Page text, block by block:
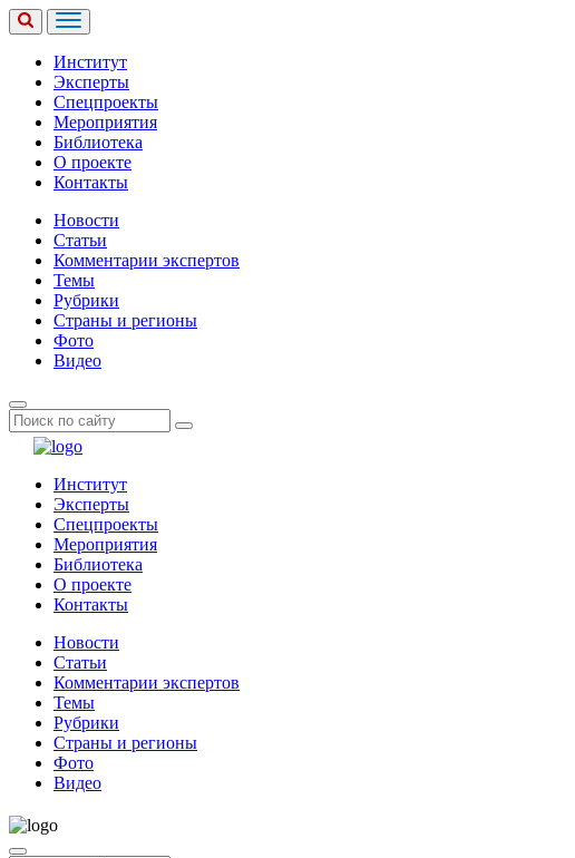
Институт
Эксперты
Спецпроекты
Мероприятия
Библиотека
О проекте
Контакты
Новости
Статьи
Комментарии экспертов
Темы
Рубрики
Страны и регионы
Фото
Видео
Институт
Эксперты
Спецпроекты
Мероприятия
Библиотека
О проекте
Контакты
Новости
Статьи
Комментарии экспертов
Темы
Рубрики
Страны и регионы
Фото
Видео